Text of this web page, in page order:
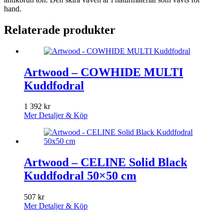
hand.
Relaterade produkter
Artwood – COWHIDE MULTI
Kuddfodral
1 392 kr
Mer Detaljer & Köp
Artwood – CELINE Solid Black
Kuddfodral 50×50 cm
507 kr
Mer Detaljer & Köp